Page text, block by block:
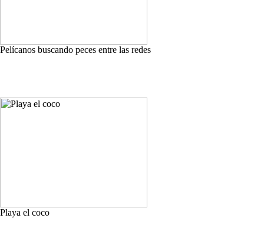
Pelícanos buscando peces entre las redes
Playa el coco